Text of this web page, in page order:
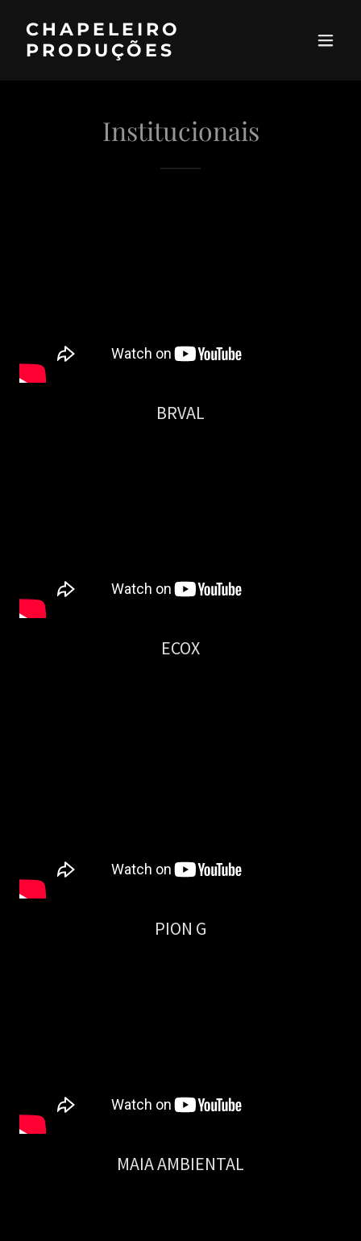
CHAPELEIRO
PRODUÇÕES
Institucionais
BRVAL
ECOX
PION G
MAIA AMBIENTAL